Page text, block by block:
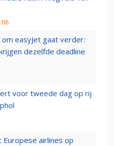
easyJet gaat verder:
dezelfde deadline
voor tweede dag op rij
Europese airlines op